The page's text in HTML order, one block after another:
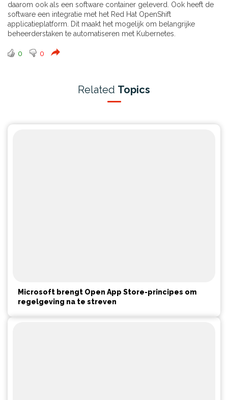
daarom ook als een software container geleverd. Ook heeft de
software een integratie met het Red Hat OpenShift
applicatieplatform. Dit maakt het mogelijk om belangrijke
beheerderstaken te automatiseren met Kubernetes.
0 0
Related Topics
Microsoft brengt Open App Store-principes om
regelgeving na te streven